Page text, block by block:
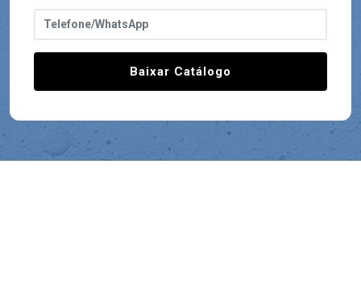
Baixar Catálogo